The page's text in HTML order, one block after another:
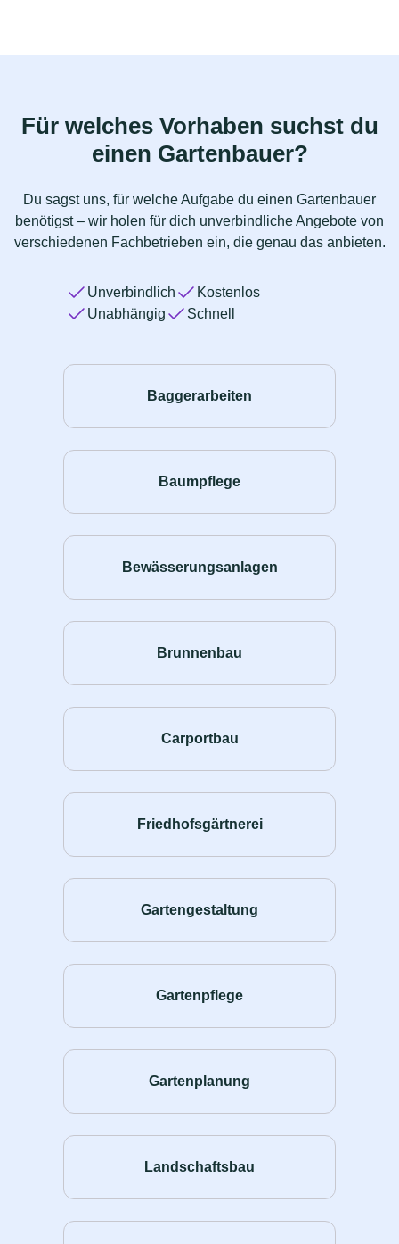
Für welches Vorhaben suchst du
einen Gartenbauer?
Du sagst uns, für welche Aufgabe du einen Gartenbauer
benötigst – wir holen für dich unverbindliche Angebote von
verschiedenen Fachbetrieben ein, die genau das anbieten.
Unverbindlich
Kostenlos
Unabhängig
Schnell
Baggerarbeiten
Baumpflege
Bewässerungsanlagen
Brunnenbau
Carportbau
Friedhofsgärtnerei
Gartengestaltung
Gartenpflege
Gartenplanung
Landschaftsbau